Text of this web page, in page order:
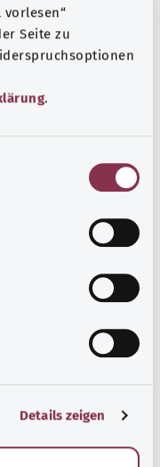
Seite zu
.
Details zeigen
yavaş kapanır veya
açık yaralar